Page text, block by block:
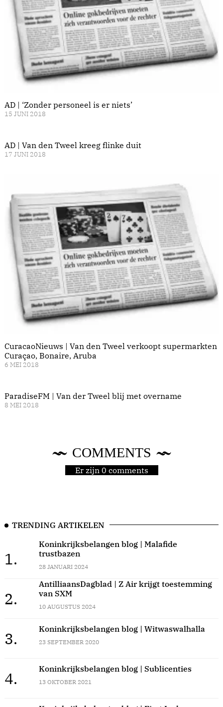
AD | ‘Zonder personeel is er niets’
15 JUNI 2018
AD | Van den Tweel kreeg flinke duit
17 JUNI 2018
CuracaoNieuws | Van den Tweel verkoopt supermarkten
Curaçao, Bonaire, Aruba
6 MEI 2018
ParadiseFM | Van der Tweel blij met overname
8 MEI 2018
COMMENTS
Er zijn 0 comments
TRENDING ARTIKELEN
1.
Koninkrijksbelangen blog | Malafide
trustbazen
28 JANUARI 2024
2.
AntilliaansDagblad | Z Air krijgt toestemming
van SXM
10 AUGUSTUS 2024
3.
Koninkrijksbelangen blog | Witwaswalhalla
23 SEPTEMBER 2020
4.
Koninkrijksbelangen blog | Sublicenties
13 OKTOBER 2021